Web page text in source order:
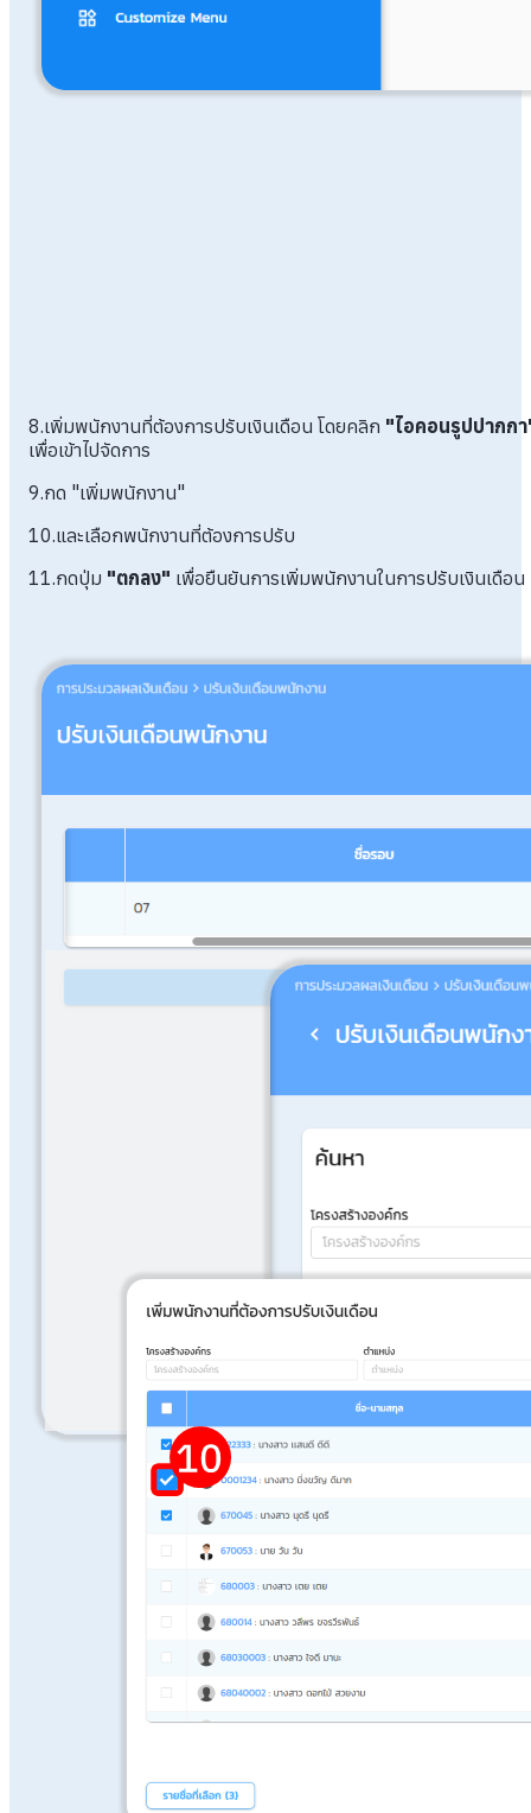
8.เพิ่มพนักงานที่ต้องการปรับเงินเดือน โดยคลิก "ไอคอนรูปปากก
เพื่อเข้าไปจัดการ
9.กด "เพิ่มพนักงาน"
10.และเลือกพนักงานที่ต้องการปรับ
11.กดปุ่ม "ตกลง" เพื่อยืนยันการเพิ่มพนักงานในการปรับเงินเดือน